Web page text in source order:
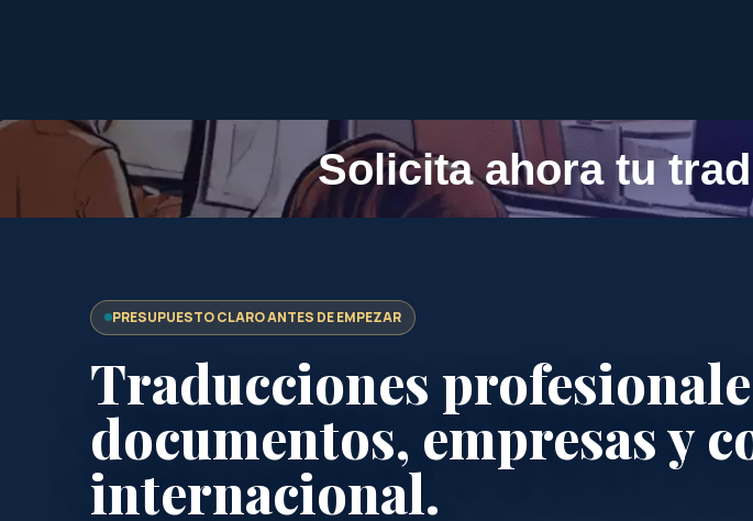
Solicita ahora tu
PRESUPUESTO CLARO ANTES DE EMPEZAR
Traducciones
documentos, empresas y
internacional.